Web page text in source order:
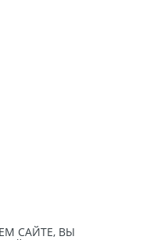
САЙТЕ, ВЫ